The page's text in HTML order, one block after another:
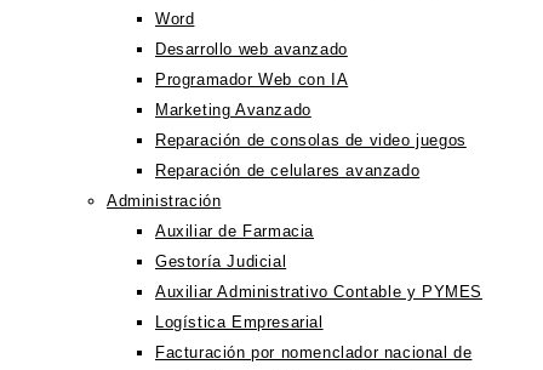
Word
Desarrollo web avanzado
Programador Web con IA
Marketing Avanzado
Reparación de consolas de video juegos
Reparación de celulares avanzado
Administración
Auxiliar de Farmacia
Gestoría Judicial
Auxiliar Administrativo Contable y PYMES
Logística Empresarial
Facturación por nomenclador nacional de